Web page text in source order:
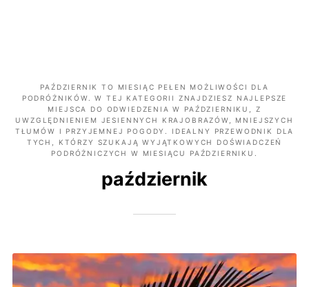
PAŹDZIERNIK TO MIESIĄC PEŁEN MOŻLIWOŚCI DLA
PODRÓŻNIKÓW. W TEJ KATEGORII ZNAJDZIESZ NAJLEPSZE
MIEJSCA DO ODWIEDZENIA W PAŹDZIERNIKU, Z
UWZGLĘDNIENIEM JESIENNYCH KRAJOBRAZÓW, MNIEJSZYCH
TŁUMÓW I PRZYJEMNEJ POGODY. IDEALNY PRZEWODNIK DLA
TYCH, KTÓRZY SZUKAJĄ WYJĄTKOWYCH DOŚWIADCZEŃ
PODRÓŻNICZYCH W MIESIĄCU PAŹDZIERNIKU.
październik